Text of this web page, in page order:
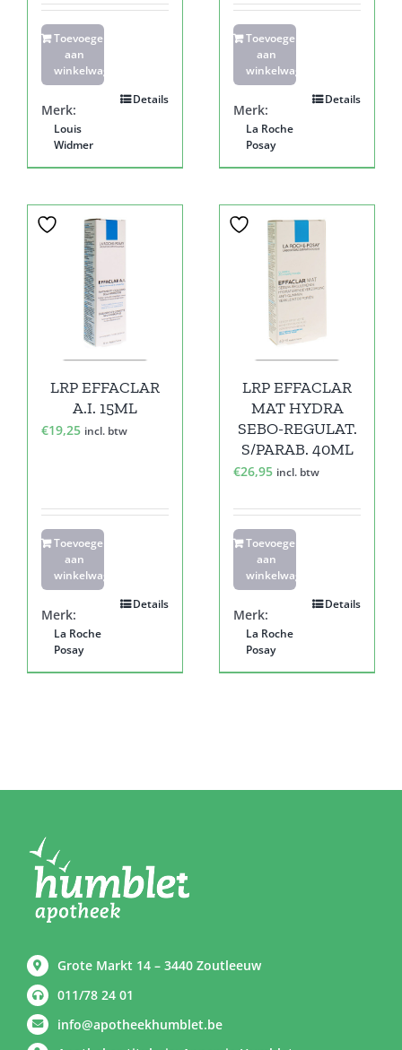
Toevoegen
aan
winkelwagen
Details
Merk:
Louis
Widmer
Toevoegen
aan
winkelwagen
Details
Merk:
La Roche
Posay
LRP EFFACLAR
A.I. 15ML
€19,25 incl. btw
Toevoegen
aan
winkelwagen
Details
Merk:
La Roche
Posay
LRP EFFACLAR
MAT HYDRA
SEBO-REGULAT.
S/PARAB. 40ML
€26,95 incl. btw
Toevoegen
aan
winkelwagen
Details
Merk:
La Roche
Posay
Grote Markt 14 – 3440 Zoutleeuw
011/78 24 01
info@apotheekhumblet.be